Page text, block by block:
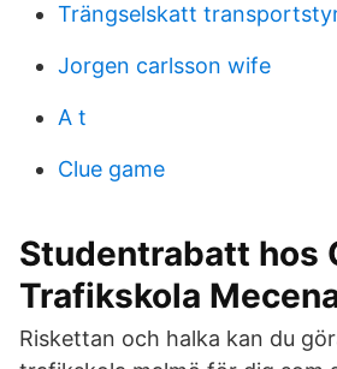
Trängselskatt
Jorgen carlsson wife
A t
Clue game
Studentrabatt hos
Trafikskola
Riskettan och halka kan du